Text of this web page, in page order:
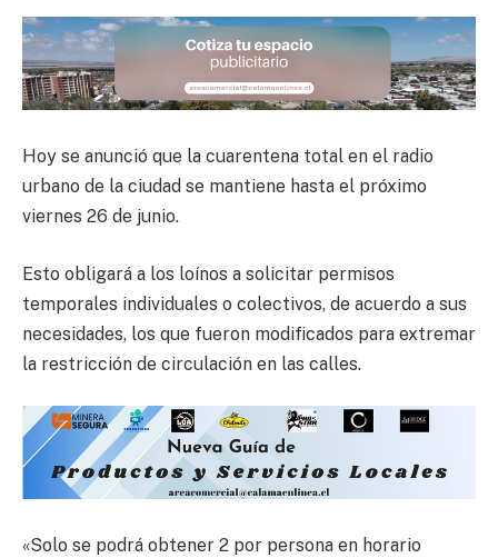
Hoy se anunció que la cuarentena total en el radio
urbano de la ciudad se mantiene hasta el próximo
viernes 26 de junio.
Esto obligará a los loínos a solicitar permisos
temporales individuales o colectivos, de acuerdo a sus
necesidades, los que fueron modificados para extremar
la restricción de circulación en las calles.
«Solo se podrá obtener 2 por persona en horario